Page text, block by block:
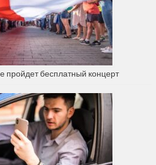
пройдет бесплатный концерт